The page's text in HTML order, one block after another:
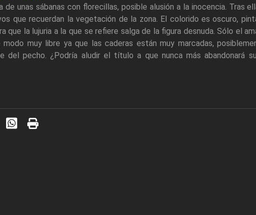
de unas sábanas con florecillas, posible alusión a la inocencia. Tras
que recuerdan la vegetación de la zona. El colorido es oscuro,
que la lujuria a la que se refiere salga de la figura desnuda. Sólo el
modo muy libre ya que las caderas están muy marcadas,
del pecho. ¿Podría aludir el título a que nunca más